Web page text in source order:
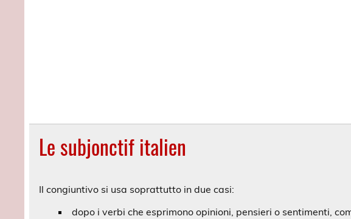
Le subjonctif italien
Il congiuntivo si usa soprattutto in due casi:
dopo i verbi che esprimono opinioni, pensieri o sentimenti,